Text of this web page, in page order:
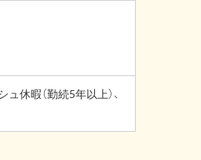
休暇（勤続5年以上）、